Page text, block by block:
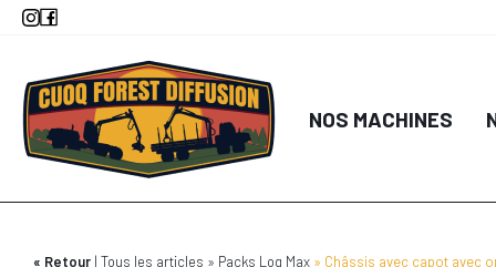
Aller
principal
NOS MACHINES
Retour Tous les articles Packs Log Max Châssis avec capot avec